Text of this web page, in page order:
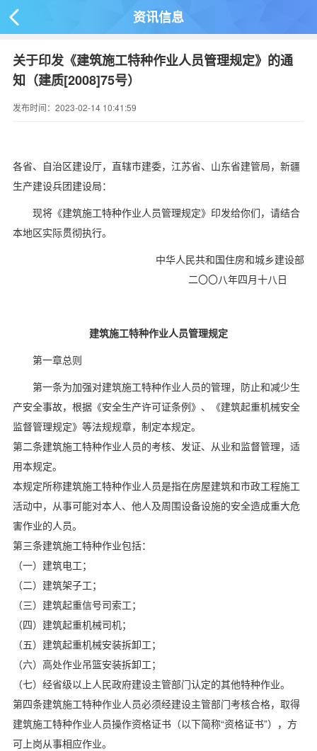
 资讯信息
关于印发《建筑施工特种作业人员管理规定》的通
知（建质[2008]75号）
发布时间：2023-02-14 10:41:59
各省、自治区建设厅，直辖市建委，江苏省、山东省建管局，新疆
生产建设兵团建设局：
现将《建筑施工特种作业人员管理规定》印发给你们，请结合
本地区实际贯彻执行。
中华人民共和国住房和城乡建设部
二〇〇八年四月十八日
建筑施工特种作业人员管理规定
第一章总则
第一条为加强对建筑施工特种作业人员的管理，防止和减少生
产安全事故，根据《安全生产许可证条例》、《建筑起重机械安全
监督管理规定》等法规规章，制定本规定。
第二条建筑施工特种作业人员的考核、发证、从业和监督管理，适
用本规定。
本规定所称建筑施工特种作业人员是指在房屋建筑和市政工程施工
活动中，从事可能对本人、他人及周围设备设施的安全造成重大危
害作业的人员。
第三条建筑施工特种作业包括：
（一）建筑电工；
（二）建筑架子工；
（三）建筑起重信号司索工；
（四）建筑起重机械司机；
（五）建筑起重机械安装拆卸工；
（六）高处作业吊篮安装拆卸工；
（七）经省级以上人民政府建设主管部门认定的其他特种作业。
第四条建筑施工特种作业人员必须经建设主管部门考核合格，取得
建筑施工特种作业人员操作资格证书（以下简称“资格证书”），方
可上岗从事相应作业。